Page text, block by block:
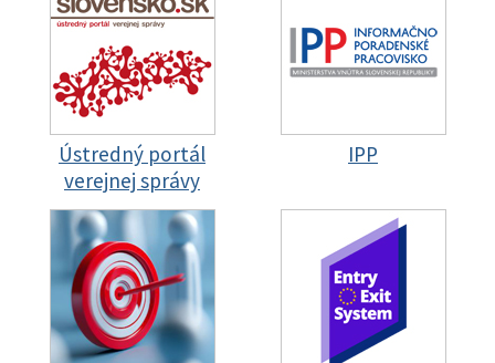
Ústredný portál
verejnej správy
IPP